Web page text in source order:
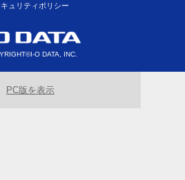
ュリティポリシー
O DATA, INC.
PC版を表示